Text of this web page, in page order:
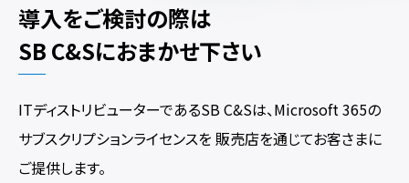
導入をご検討の際は
SB C&Sにおまかせ下さい
ITディストリビューターであるSB C&Sは、Microsoft 365の
サブスクリプションライセンスを 販売店を通じてお客さまに
ご提供します。